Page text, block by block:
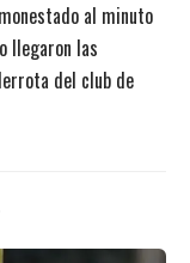
al minuto
llegaron las
del club de